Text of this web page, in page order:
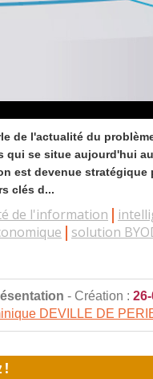
de l'actualité du
qui se situe aujourd'hui
est devenue
clés d...
de l'information
solution
- Création :
DEVILLE DE
!